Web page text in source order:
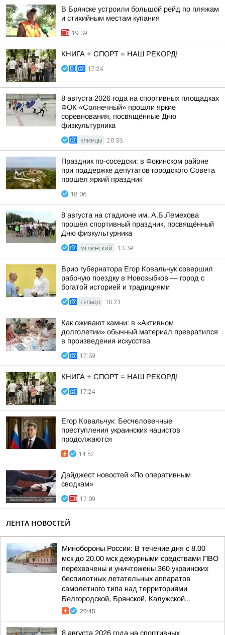
В Брянске устроили большой рейд по пляжам
и стихийным местам купания
19:39
КНИГА + СПОРТ = НАШ РЕКОРД!
17:24
8 августа 2026 года на спортивных площадках
ФОК «Солнечный» прошли яркие
соревнования, посвящённые Дню
физкультурника
КЛИНЦЫ 20:33
Праздник по-соседски: в Фокинском районе
при поддержке депутатов городского Совета
прошёл яркий праздник
18:06
8 августа на стадионе им. А.Б.Лемехова
прошёл спортивный праздник, посвящённый
Дню физкультурника
МГЛИНСКИЙ 13:39
Врио губернатора Егор Ковальчук совершил
рабочую поездку в Новозыбков — город с
богатой историей и традициями
СЕЛЬЦО 18:21
Как оживают камни: в «Активном
долголетии» обычный материал превратился
в произведения искусства
17:39
КНИГА + СПОРТ = НАШ РЕКОРД!
17:24
Егор Ковальчук: Бесчеловечные
преступления украинских нацистов
продолжаются
14:52
Дайджест новостей «По оперативным
сводкам»
17:09
ЛЕНТА НОВОСТЕЙ
Минобороны России: В течение дня с 8.00
мск до 20.00 мск дежурными средствами ПВО
перехвачены и уничтожены 360 украинских
беспилотных летательных аппаратов
самолетного типа над территориями
Белгородской, Брянской, Калужской...
20:45
8 августа 2026 года на спортивных